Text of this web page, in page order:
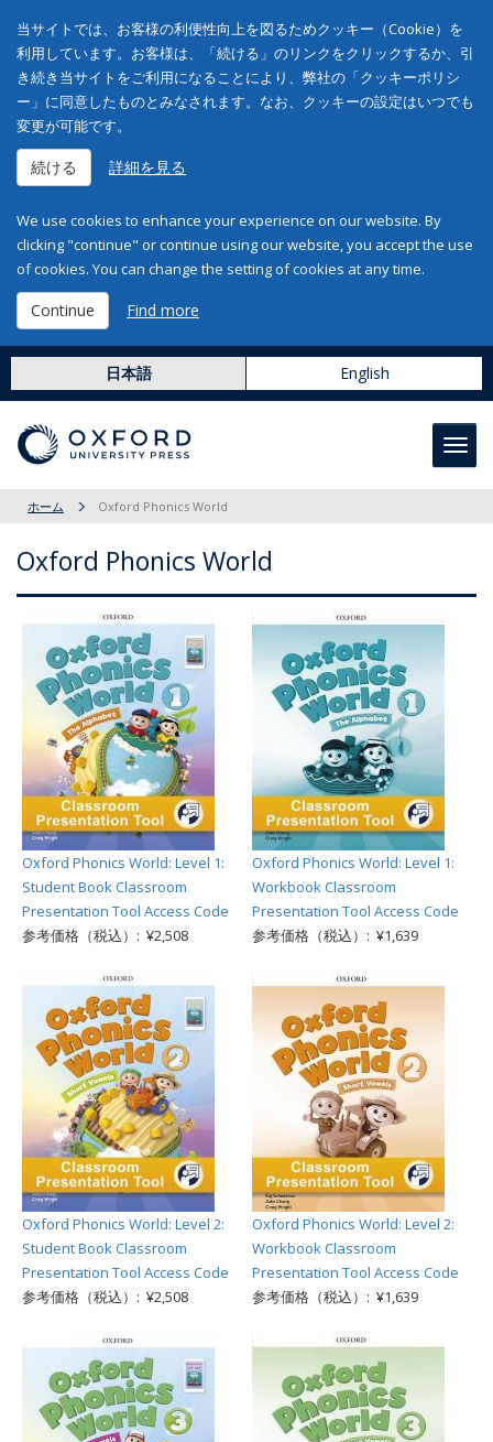
当サイトでは、お客様の利便性向上を図るためクッキー（Cookie）を
利用しています。お客様は、「続ける」のリンクをクリックするか、引
き続き当サイトをご利用になることにより、弊社の「クッキーポリシ
ー」に同意したものとみなされます。なお、クッキーの設定はいつでも
変更が可能です。
続ける 詳細を見る
We use cookies to enhance your experience on our website. By
clicking "continue" or continue using our website, you accept the use
of cookies. You can change the setting of cookies at any time.
Continue Find more
日本語 English
ホーム Oxford Phonics World
Oxford Phonics World
Oxford Phonics World: Level 1:
Student Book Classroom
Presentation Tool Access Code
参考価格（税込）: ¥2,508
Oxford Phonics World: Level 1:
Workbook Classroom
Presentation Tool Access Code
参考価格（税込）: ¥1,639
Oxford Phonics World: Level 2:
Student Book Classroom
Presentation Tool Access Code
参考価格（税込）: ¥2,508
Oxford Phonics World: Level 2:
Workbook Classroom
Presentation Tool Access Code
参考価格（税込）: ¥1,639